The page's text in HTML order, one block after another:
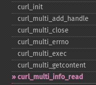
curl_​init
curl_​multi_​add_​handle
curl_​multi_​close
curl_​multi_​errno
curl_​multi_​exec
curl_​multi_​getcontent
curl_​multi_​info_​read